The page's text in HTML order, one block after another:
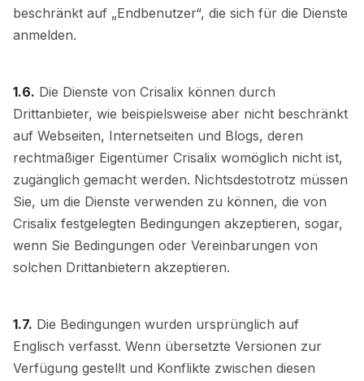
beschränkt auf „Endbenutzer“, die sich für die Dienste
anmelden.
1.6. Die Dienste von Crisalix können durch
Drittanbieter, wie beispielsweise aber nicht beschränkt
auf Webseiten, Internetseiten und Blogs, deren
rechtmäßiger Eigentümer Crisalix womöglich nicht ist,
zugänglich gemacht werden. Nichtsdestotrotz müssen
Sie, um die Dienste verwenden zu können, die von
Crisalix festgelegten Bedingungen akzeptieren, sogar,
wenn Sie Bedingungen oder Vereinbarungen von
solchen Drittanbietern akzeptieren.
1.7. Die Bedingungen wurden ursprünglich auf
Englisch verfasst. Wenn übersetzte Versionen zur
Verfügung gestellt und Konflikte zwischen diesen